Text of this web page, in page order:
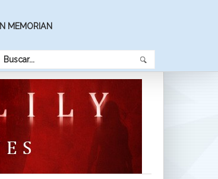
IN MEMORIAN